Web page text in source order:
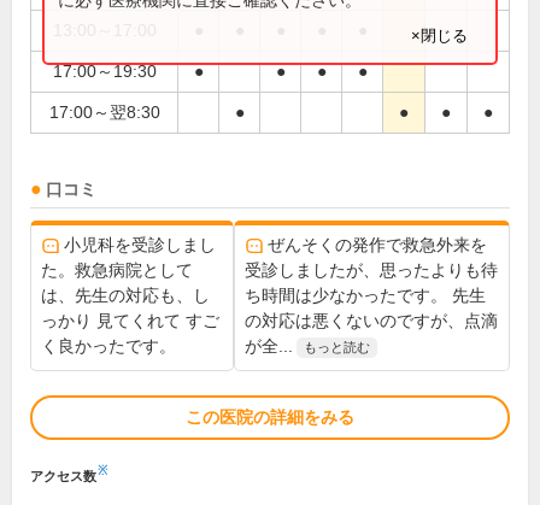
17:00～19:30 ● ● ● ●
17:00～翌8:30 ● ● ● ●
×閉じる
口コミ
小児科を受診しまし
た。救急病院として
は、先生の対応も、し
っかり 見てくれて すご
く良かったです。
ぜんそくの発作で救急外来を
受診しましたが、思ったよりも待
ち時間は少なかったです。 先生
の対応は悪くないのですが、点滴
が全...
もっと読む
この医院の詳細をみる
アクセス数※